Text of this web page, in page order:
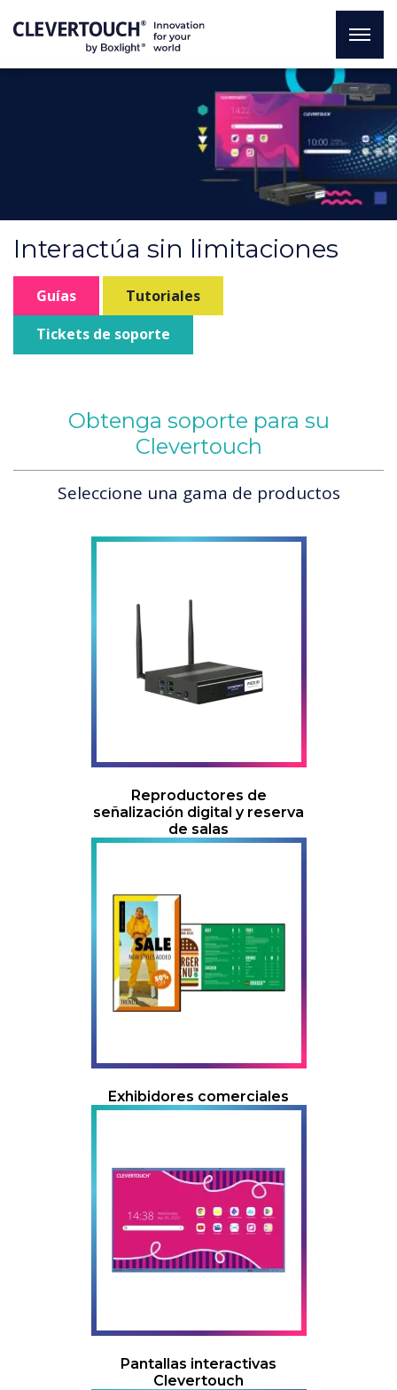
Interactúa sin limitaciones
Guías
Tutoriales
Tickets de soporte
Obtenga soporte para su
Clevertouch
Seleccione una gama de productos
Reproductores de
señalización digital y reserva
de salas
Exhibidores comerciales
Pantallas interactivas
Clevertouch